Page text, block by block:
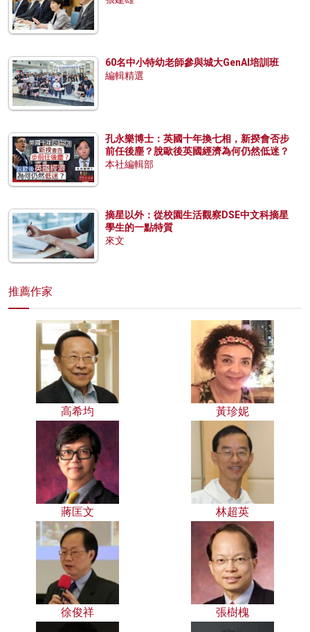
60名中小特幼老師參與城大GenAI培訓班
編輯精選
孔永樂博士：英國十年換七相，新揆會否步
前任後塵？脫歐後英國經濟為何仍然低迷？
本社編輯部
摘星以外：從校園生活觀察DSE中文科摘星
學生的一點特質
來文
推薦作家
高希均 黃珍妮
蔣匡文 林超英
徐俊祥 張樹槐